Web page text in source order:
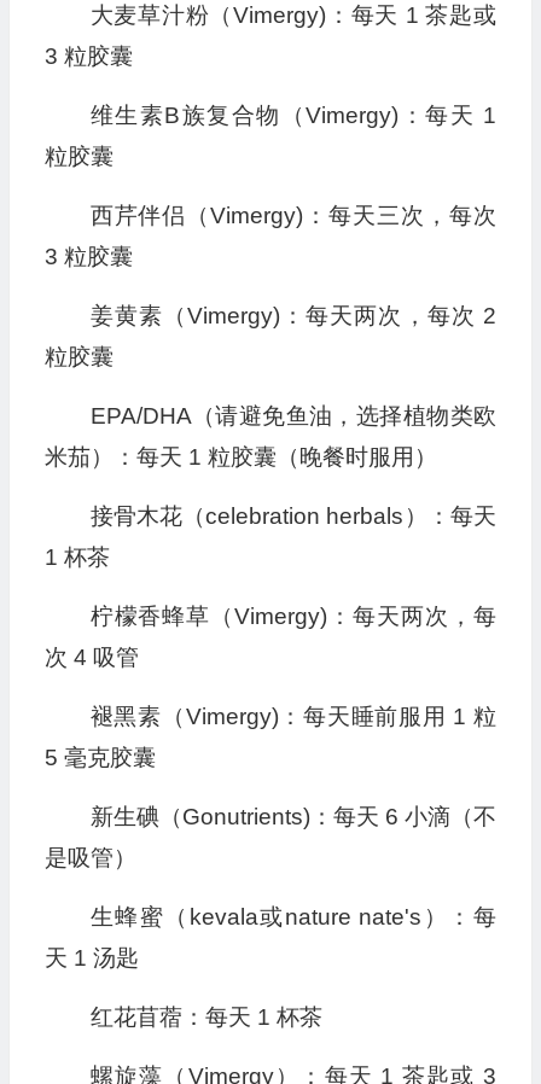
大麦草汁粉（Vimergy)：每天 1 茶匙或
3 粒胶囊
维生素B族复合物（Vimergy)：每天 1
粒胶囊
西芹伴侣（Vimergy)：每天三次，每次
3 粒胶囊
姜黄素（Vimergy)：每天两次，每次 2
粒胶囊
EPA/DHA（请避免鱼油，选择植物类欧
米茄）：每天 1 粒胶囊（晚餐时服用）
接骨木花（celebration herbals）：每天
1 杯茶
柠檬香蜂草（Vimergy)：每天两次，每
次 4 吸管
褪黑素（Vimergy)：每天睡前服用 1 粒
5 毫克胶囊
新生碘（Gonutrients)：每天 6 小滴（不
是吸管）
生蜂蜜（kevala或nature nate's）：每
天 1 汤匙
红花苜蓿：每天 1 杯茶
螺旋藻（Vimergy）：每天 1 茶匙或 3